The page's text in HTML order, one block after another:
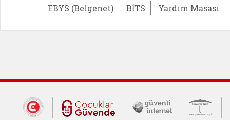
EBYS (Belgenet)
BİTS Yardım Masası
Dış Bağlantılar
Cumhurbaşkanlığı İletişim Merkezi
Çocuklar Güvende (yeni
Güvenli